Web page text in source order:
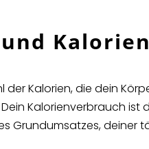
der Kalorien, die dein
Kalorienverbrauch ist
Grundumsatzes, deiner